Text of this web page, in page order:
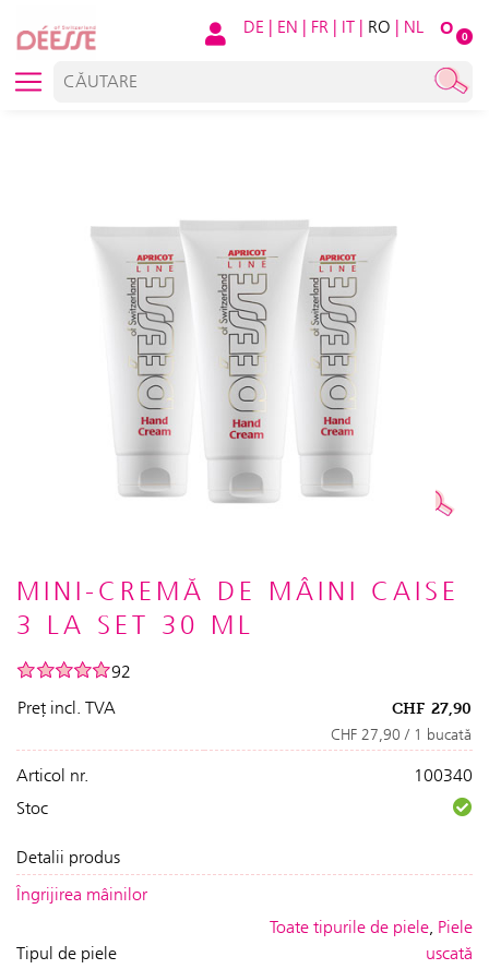
O 0
DE | EN | FR | IT | RO | NL
MINI-CREMĂ DE MÂINI CAISE
3 LA SET 30 ML
92
Preț incl. TVA
CHF 27,90
CHF 27,90 / 1 bucată
Articol nr.
100340
Stoc
Detalii produs
Îngrijirea mâinilor
Tipul de piele
Toate tipurile de piele, Piele
uscată